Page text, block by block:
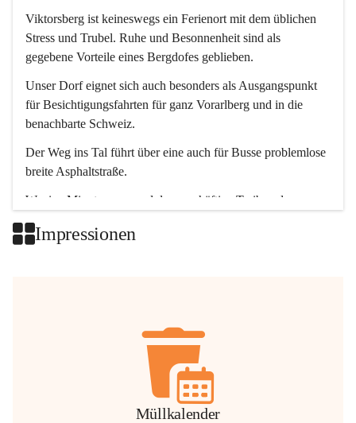
Viktorsberg ist keineswegs ein Ferienort mit dem üblichen
Stress und Trubel. Ruhe und Besonnenheit sind als
gegebene Vorteile eines Bergdofes geblieben.
Unser Dorf eignet sich auch besonders als Ausgangspunkt
für Besichtigungsfahrten für ganz Vorarlberg und in die
benachbarte Schweiz.
Der Weg ins Tal führt über eine auch für Busse problemlose
breite Asphaltstraße.
Wenige Minuten nur, und das geschäftige Treiben der
Impressionen
Müllkalender